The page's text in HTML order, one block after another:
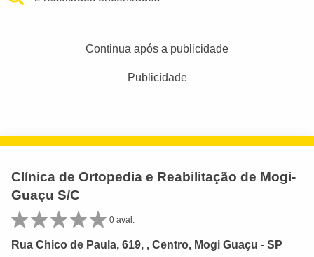
Continua após a publicidade
Publicidade
Clínica de Ortopedia e Reabilitação de Mogi-
Guaçu S/C
0 aval.
Rua Chico de Paula, 619, , Centro, Mogi Guaçu - SP